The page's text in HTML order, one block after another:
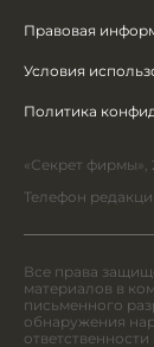
Правовая
Условия
Политика
«Секрет фирмы»,
Телефон
Все права
материалов в
письменного
обнаружения